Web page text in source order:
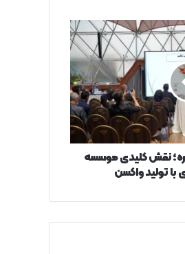
نقش کلیدی موسسه
با تولید واکسن